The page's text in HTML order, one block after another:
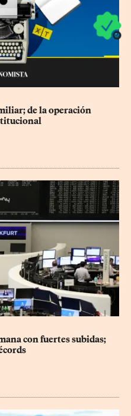
de la operación
con fuertes subidas;